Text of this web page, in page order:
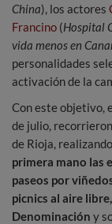
China), los actores
Francino (Hospital
vida menos en
personalidades
activación de la
Con este objetivo,
de julio,
de Rioja,
primera mano las
paseos por
picnics al aire
Denominación y